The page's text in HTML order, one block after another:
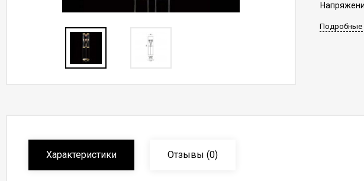
Подробные
Характеристики Отзывы (0)